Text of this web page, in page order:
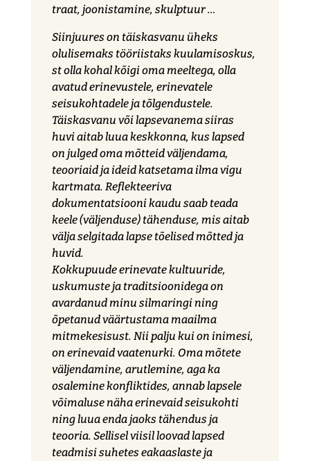
traat, joonistamine, skulptuur …
Siinjuures on täiskasvanu üheks
olulisemaks tööriistaks kuulamisoskus,
st olla kohal kõigi oma meeltega, olla
avatud erinevustele, erinevatele
seisukohtadele ja tõlgendustele.
Täiskasvanu või lapsevanema siiras
huvi aitab luua keskkonna, kus lapsed
on julged oma mõtteid väljendama,
teooriaid ja ideid katsetama ilma vigu
kartmata. Reflekteeriva
dokumentatsiooni kaudu saab teada
keele (väljenduse) tähenduse, mis aitab
välja selgitada lapse tõelised mõtted ja
huvid.
Kokkupuude erinevate kultuuride,
uskumuste ja traditsioonidega on
avardanud minu silmaringi ning
õpetanud väärtustama maailma
mitmekesisust. Nii palju kui on inimesi,
on erinevaid vaatenurki. Oma mõtete
väljendamine, arutlemine, aga ka
osalemine konfliktides, annab lapsele
võimaluse näha erinevaid seisukohti
ning luua enda jaoks tähendus ja
teooria. Sellisel viisil loovad lapsed
teadmisi suhetes eakaaslaste ja